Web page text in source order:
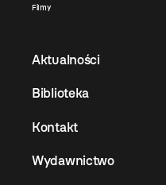
Filmy
Aktualności
Biblioteka
Kontakt
Wydawnictwo